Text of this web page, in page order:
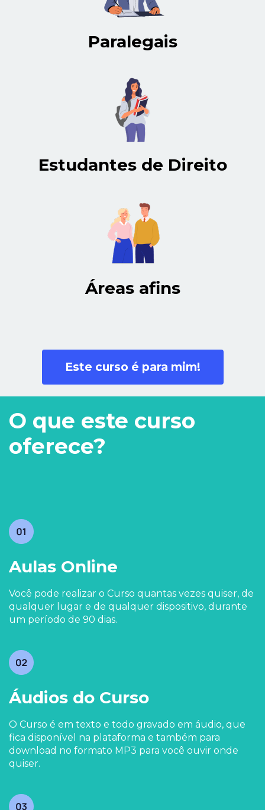
Paralegais
Estudantes de Direito
Áreas afins
Este curso é para mim!
O que este curso
oferece?
Aulas Online
Você pode realizar o Curso quantas vezes quiser, de
qualquer lugar e de qualquer dispositivo, durante
um período de 90 dias.
Áudios do Curso
O Curso é em texto e todo gravado em áudio, que
fica disponível na plataforma e também para
download no formato MP3 para você ouvir onde
quiser.